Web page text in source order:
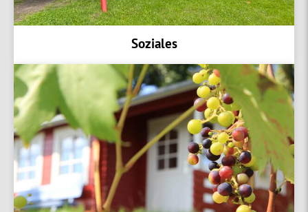
Soziales